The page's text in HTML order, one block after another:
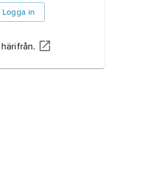
Logga in